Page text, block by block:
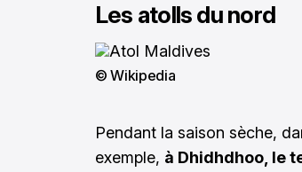
Les atolls du nord
© Wikipedia
Pendant la saison sèche,
exemple, à Dhidhdhoo, le